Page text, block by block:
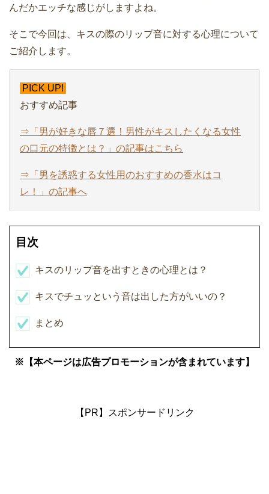
んだかエッチな感じがしますよね。
そこで今回は、キスの際のリップ音に対する心理について
ご紹介します。
PICK UP!
おすすめ記事
⇒「男が好きな唇７選！男性がキスしたくなる女性
の口元の特徴とは？」の記事はこちら
⇒「男を誘惑する女性用のおすすめの香水はコ
レ！」の記事へ
目次
キスのリップ音を出すときの心理とは？
キスでチュッという音は出した方がいいの？
まとめ
※【本ページは広告プロモーションが含まれています】
【PR】スポンサードリンク